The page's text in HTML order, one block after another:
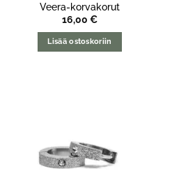
Veera-korvakorut
16,00 €
Lisää ostoskoriin